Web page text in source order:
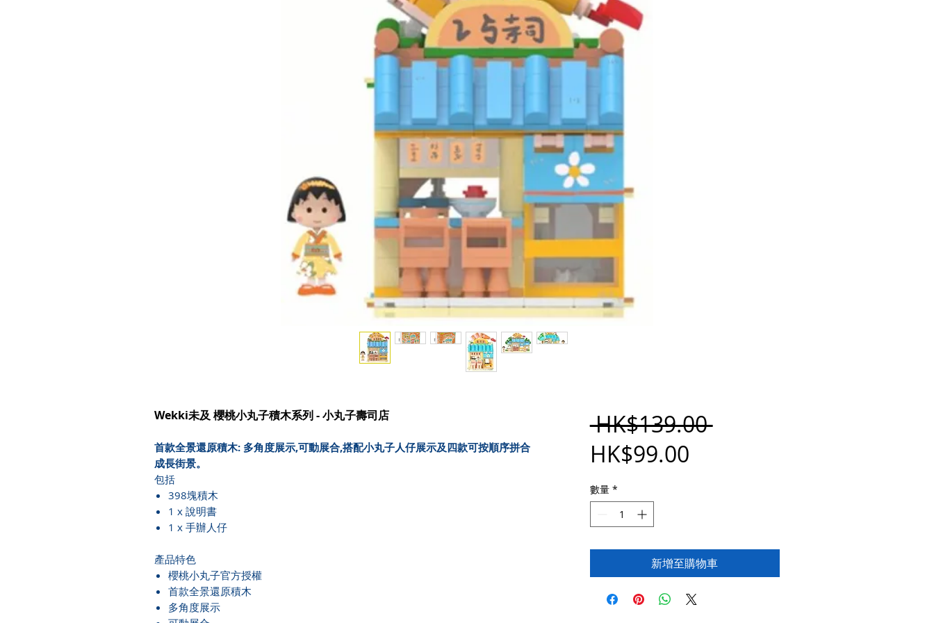
Wekki未及 櫻桃小丸子積木系列 - 小丸子壽司店
首款全景還原積木: 多角度展示,可動展合,搭配小丸子人仔展示及四款可按順序拼合
成長街景。
包括
398塊積木
1 x 說明書
1 x 手辦人仔
產品特色
櫻桃小丸子官方授權
首款全景還原積木
多角度展示
HK$139.00 一
HK$99.00促
格
數量 *
新增至購物車